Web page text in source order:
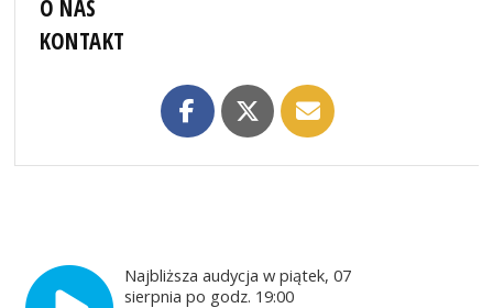
O NAS
KONTAKT
Najbliższa audycja w piątek, 07
sierpnia po godz. 19:00